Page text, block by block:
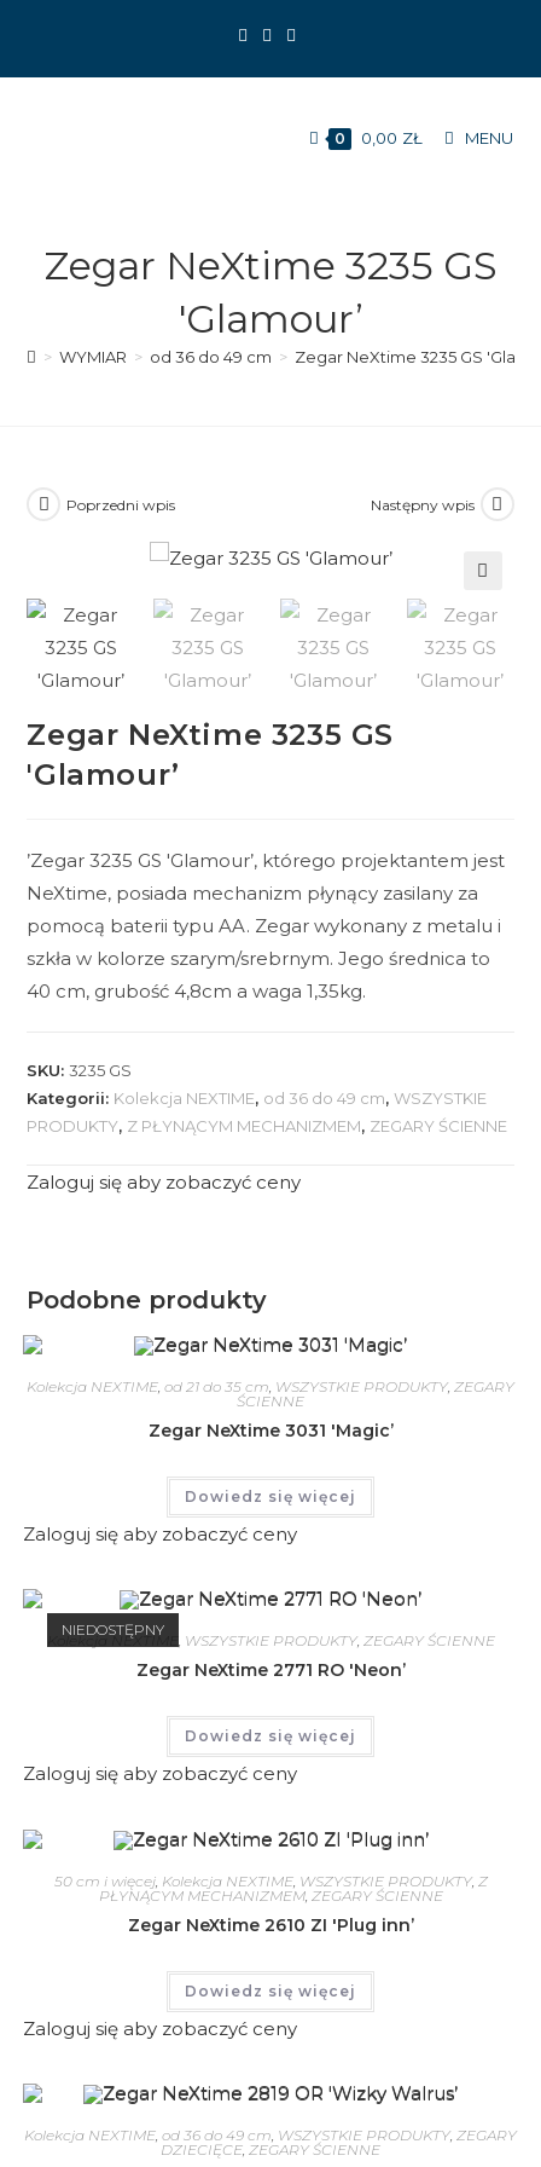
0 0,00 ZŁ MENU
Zegar NeXtime 3235 GS
'Glamour’
> WYMIAR > od 36 do 49 cm > Zegar NeXtime 3235 GS
Poprzedni wpis Następny wpis
🔍
Zegar NeXtime 3235 GS
'Glamour’
’Zegar 3235 GS 'Glamour’, którego projektantem jest
NeXtime, posiada mechanizm płynący zasilany za
pomocą baterii typu AA. Zegar wykonany z metalu i
szkła w kolorze szarym/srebrnym. Jego średnica to
40 cm, grubość 4,8cm a waga 1,35kg.
SKU:3235 GS
Kategorii: Kolekcja NEXTIME, od 36 do 49 cm,WSZYSTKIE
PRODUKTY, Z PŁYNĄCYM MECHANIZMEM, ZEGARY ŚCIENNE
Zaloguj się aby zobaczyć ceny
Podobne produkty
Kolekcja NEXTIME od 21 do 35 cm WSZYSTKIE PRODUKTY ZEGARY
ŚCIENNE
Zegar NeXtime 3031 'Magic’
Dowiedz się więcej
Zaloguj się aby zobaczyć ceny
NIEDOSTĘPNY
Kolekcja NEXTIME , WSZYSTKIE PRODUKTY, ZEGARY ŚCIENNE
Zegar NeXtime 2771 RO 'Neon’
Dowiedz się więcej
Zaloguj się aby zobaczyć ceny
50 cm i więcej, Kolekcja NEXTIME, WSZYSTKIE PRODUKTY, Z
PŁYNĄCYM MECHANIZMEM, ZEGARY ŚCIENNE
Zegar NeXtime 2610 ZI 'Plug inn’
Dowiedz się więcej
Zaloguj się aby zobaczyć ceny
Kolekcja NEXTIME, od 36 do 49 cm, WSZYSTKIE PRODUKTY, ZEGARY
DZIECIĘCE, ZEGARY ŚCIENNE